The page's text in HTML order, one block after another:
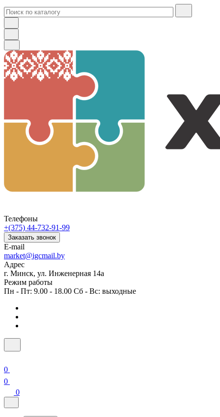
Телефоны
+(375) 44-732-91-99
Заказать звонок
E-mail
market@igcmail.by
Адрес
г. Минск, ул. Инженерная 14а
Режим работы
Пн - Пт: 9.00 - 18.00 Сб - Вс: выходные
0
0
0